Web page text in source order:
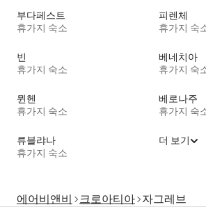
부다페스트
휴가지 숙소
피렌체
휴가지 숙
빈
휴가지 숙소
베네치아
휴가지 숙
뮌헨
휴가지 숙소
베로나주
휴가지 숙
류블랴나
휴가지 숙소
더 보기
에어비앤비 크로아티아 자그레브